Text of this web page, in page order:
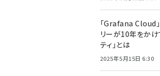
「Grafana Cloud
リーが10年をかけ
ティ」とは
2025年5月15日 6:30